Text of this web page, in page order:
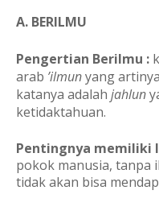
A. BERILMU
Pengertian Berilmu :
arab ’ilmunyang
katanya adalah jahlun
ketidaktahuan.
Pentingnya memiliki
pokok manusia, tanpa
tidak akan bisa